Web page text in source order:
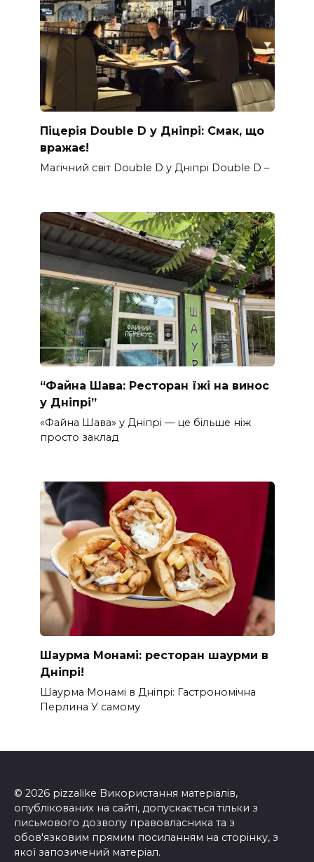
Піцерія Double D у Дніпрі: Смак, що
вражає!
Магічний світ Double D у Дніпрі Double D –
“Файна Шава: Ресторан їжі на винос
у Дніпрі”
«Файна Шава» у Дніпрі — це більше ніж
просто заклад
Шаурма Монамі: ресторан шаурми в
Дніпрі!
Шаурма Монамі в Дніпрі: Гастрономічна
Перлина У самому
© 2026 pizzalike Використання матеріалів,
опублікованих на сайті, допускається тільки з
письмового дозволу правовласника та з
обов'язковим прямим посиланням на сторінку, з
якої запозичений матеріал.